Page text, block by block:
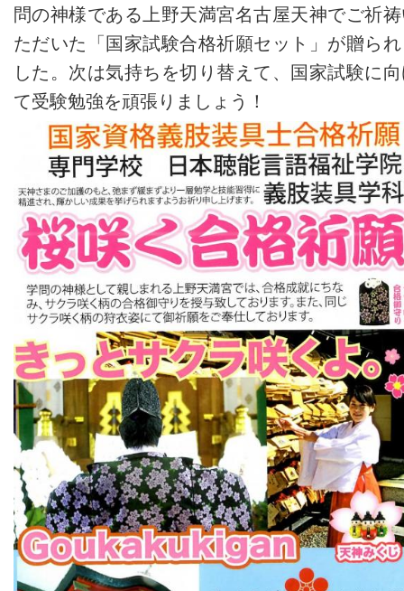
問の神様である上野天満宮名古屋天神でご祈
ただいた「国家試験合格祈願セット」が贈ら
した。次は気持ちを切り替えて、国家試験に
て受験勉強を頑張りましょう！